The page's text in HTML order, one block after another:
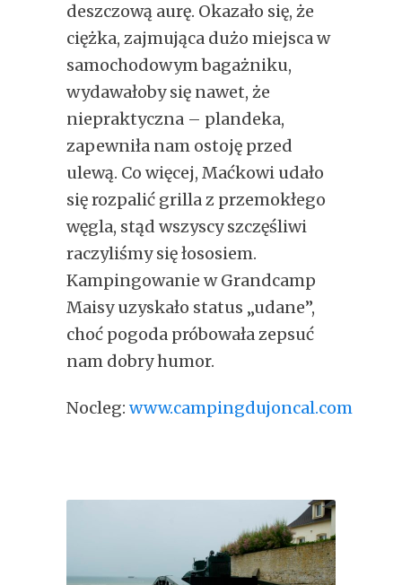
deszczową aurę. Okazało się, że
ciężka, zajmująca dużo miejsca w
samochodowym bagażniku,
wydawałoby się nawet, że
niepraktyczna – plandeka,
zapewniła nam ostoję przed
ulewą. Co więcej, Maćkowi udało
się rozpalić grilla z przemokłego
węgla, stąd wszyscy szczęśliwi
raczyliśmy się łososiem.
Kampingowanie w Grandcamp
Maisy uzyskało status „udane”,
choć pogoda próbowała zepsuć
nam dobry humor.
Nocleg: www.campingdujoncal.com